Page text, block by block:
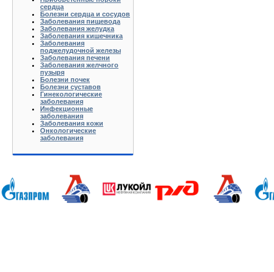
сердца
Болезни сердца и сосудов
Заболевания пищевода
Заболевания желудка
Заболевания кишечника
Заболевания
поджелудочной железы
Заболевания печени
Заболевания желчного
пузыря
Болезни почек
Болезни суставов
Гинекологические
заболевания
Инфекционные
заболевания
Заболевания кожи
Онкологические
заболевания